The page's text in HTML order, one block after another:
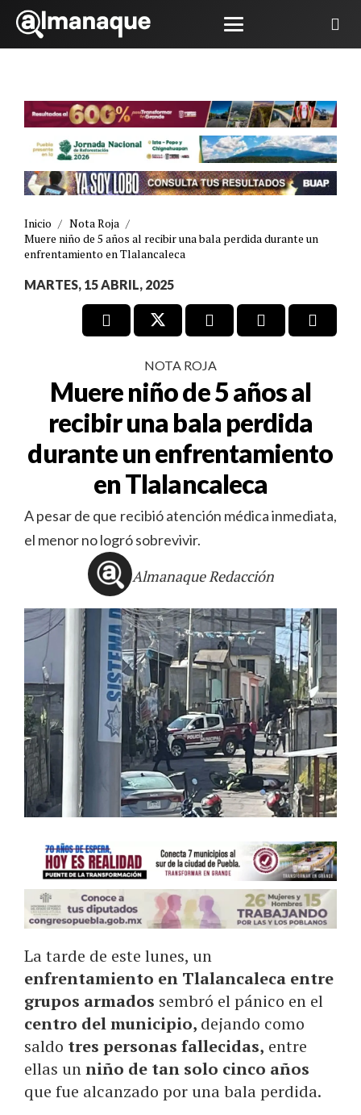
Inicio / Nota Roja /
Muere niño de 5 años al recibir una bala perdida durante un
enfrentamiento en Tlalancaleca
MARTES, 15 ABRIL, 2025
NOTA ROJA
Muere niño de 5 años al
recibir una bala perdida
durante un enfrentamiento
en Tlalancaleca
A pesar de que recibió atención médica inmediata,
el menor no logró sobrevivir.
Almanaque Redacción
La tarde de este lunes, un
enfrentamiento en Tlalancaleca entre
grupos armados sembró el pánico en el
centro del municipio, dejando como
saldo tres personas fallecidas, entre
ellas unniño de tan solo cinco años
que fue alcanzado por una bala perdida.